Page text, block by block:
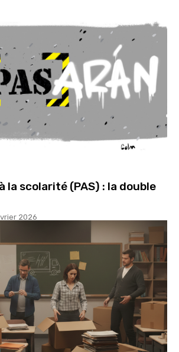
la scolarité (PAS) : la double
2026